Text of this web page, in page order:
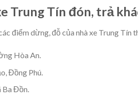
Trung Tín đón, trả
điểm dừng, đỗ của nhà xe Trung Tín
Hòa An.
Đồng Phú.
Ba Đồn.